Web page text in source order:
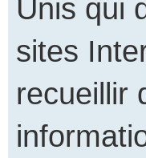
Unis qui
sites
recueillir